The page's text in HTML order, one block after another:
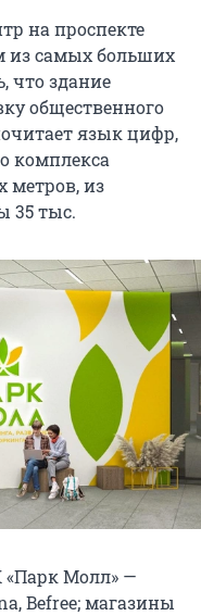
на проспекте
из самых больших
что здание
общественного
язык цифр,
комплекса
метров, из
35 тыс.
«Парк Молл» —
Befree; магазины